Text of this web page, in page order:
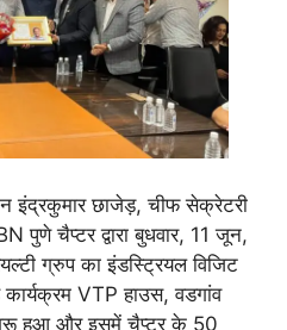
इंद्रकुमार छाजेड़, चीफ सेक्रेटरी
चैप्टर द्वारा बुधवार, 11 जून,
ग्रुप का इंडस्ट्रियल विजिट
VTP हाउस, वडगांव
हुआ और इसमें चैप्टर के 50